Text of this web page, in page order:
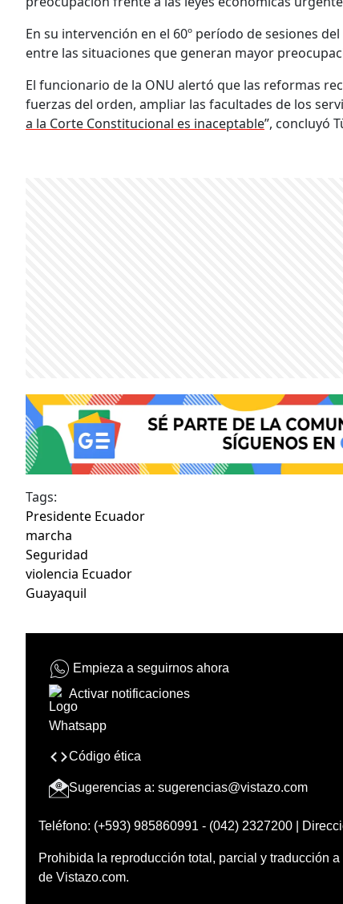
En su intervención en el 60º período de sesiones
entre las situaciones que generan mayor
El funcionario de la ONU alertó que las reformas
fuerzas del orden, ampliar las facultades de los
a la Corte Constitucional es inaceptable”, concluyó
Tags:
Presidente Ecuador
marcha
Seguridad
violencia Ecuador
Guayaquil
Empieza a seguirnos ahora
Activar notificaciones
Código ética
Sugerencias a: sugerencias@vistazo.com
Teléfono: (+593) 985860991 - (042) 2327200 |
Prohibida la reproducción total, parcial y traducción
de Vistazo.com.